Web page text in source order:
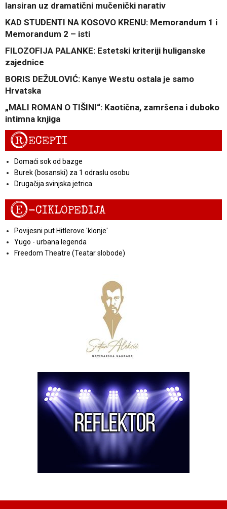
lansiran uz dramatični mučenički narativ
KAD STUDENTI NA KOSOVO KRENU: Memorandum 1 i
Memorandum 2 – isti
FILOZOFIJA PALANKE: Estetski kriteriji huliganske
zajednice
BORIS DEŽULOVIĆ: Kanye Westu ostala je samo
Hrvatska
„MALI ROMAN O TIŠINI“: Kaotična, zamršena i duboko
intimna knjiga
RECEPTI
Domaći sok od bazge
Burek (bosanski) za 1 odraslu osobu
Drugačija svinjska jetrica
E-CIKLOPEDIJA
Povijesni put Hitlerove 'klonje'
Yugo - urbana legenda
Freedom Theatre (Teatar slobode)